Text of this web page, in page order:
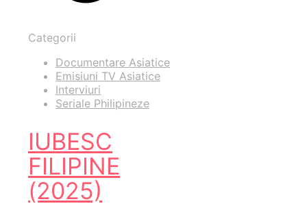
Categorii
Documentare Asiatice
Emisiuni TV Asiatice
Interviuri
Seriale Philipineze
IUBESC
FILIPINE
(2025)